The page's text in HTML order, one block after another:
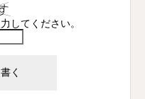
してください。